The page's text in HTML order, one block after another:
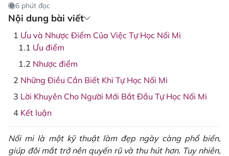
6 phút đọc
Nội dung bài viết
Ưu và Nhược Điểm Của Việc Tự Học Nối Mi
Ưu điểm
Nhược điểm
Những Điều Cần Biết Khi Tự Học Nối Mi
Lời Khuyên Cho Người Mới Bắt Đầu Tự Học Nối Mi
Kết luận
Nối mi là một kỹ thuật làm đẹp ngày càng phổ biến,
giúp đôi mắt trở nên quyến rũ và thu hút hơn. Tuy nhiên,